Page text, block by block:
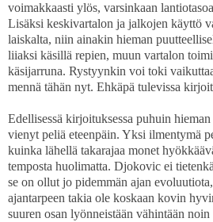
voimakkaasti ylös, varsinkaan
Lisäksi keskivartalon ja jalkojen käyttö
laiskalta, niin ainakin hieman
liiaksi käsillä repien, muun vartalon
käsijarruna. Rystyynkin voi toki
mennä tähän nyt. Ehkäpä tulevissa
Edellisessä kirjoituksessa puhuin
vienyt peliä eteenpäin. Yksi ilmentymä
kuinka lähellä takarajaa monet
temposta huolimatta. Djokovic ei
se on ollut jo pidemmän ajan
ajantarpeen takia ole koskaan kovin
suuren osan lyönneistään vähintään noin